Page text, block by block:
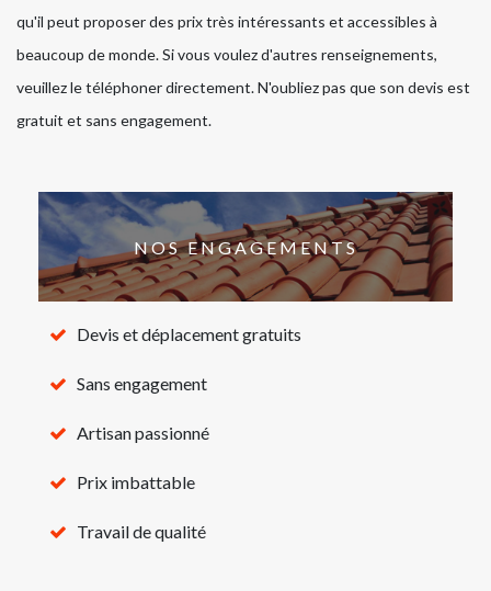
qu'il peut proposer des prix très intéressants et accessibles à
beaucoup de monde. Si vous voulez d'autres renseignements,
veuillez le téléphoner directement. N'oubliez pas que son devis est
gratuit et sans engagement.
NOS ENGAGEMENTS
Devis et déplacement gratuits
Sans engagement
Artisan passionné
Prix imbattable
Travail de qualité